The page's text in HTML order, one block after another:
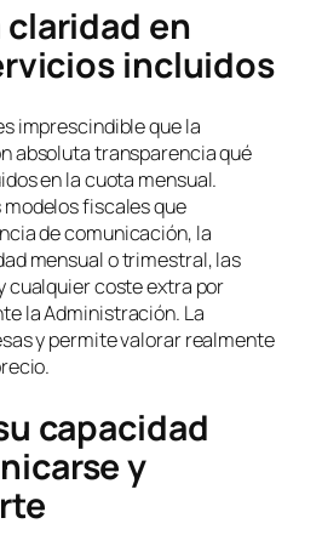
en
incluidos
imprescindible que la
absoluta transparencia qué
en la cuota mensual.
fiscales que
de comunicación, la
mensual o trimestral, las
cualquier coste extra por
la Administración. La
y permite valorar realmente
capacidad
y